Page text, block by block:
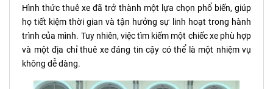
Hình thức thuê xe đã trở thành một lựa chọn phổ biến, giúp
họ tiết kiệm thời gian và tận hưởng sự linh hoạt trong hành
trình của mình. Tuy nhiên, việc tìm kiếm một chiếc xe phù hợp
và một địa chỉ thuê xe đáng tin cậy có thể là một nhiệm vụ
không dễ dàng.